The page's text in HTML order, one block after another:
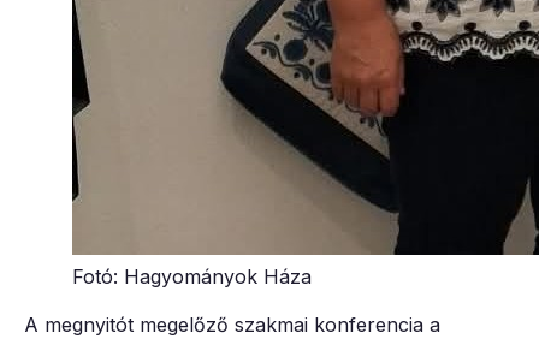
Fotó: Hagyományok Háza
A megnyitót megelőző szakmai konferencia a